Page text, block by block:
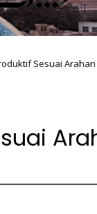
Sesuai Arahan